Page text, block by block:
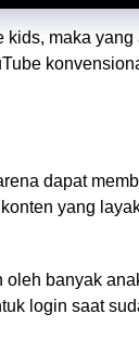
maka
dapat
yang
banyak
login saat